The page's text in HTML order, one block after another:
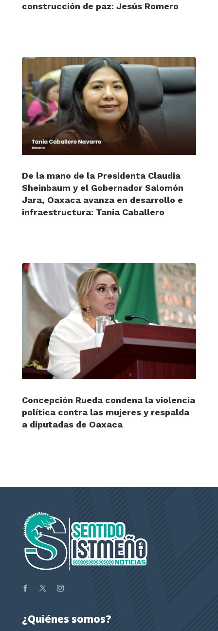
construcción de paz: Jesús Romero
De la mano de la Presidenta Claudia
Sheinbaum y el Gobernador Salomón
Jara, Oaxaca avanza en desarrollo e
infraestructura: Tania Caballero
Concepción Rueda condena la violencia
política contra las mujeres y respalda
a diputadas de Oaxaca
¿Quiénes somos?